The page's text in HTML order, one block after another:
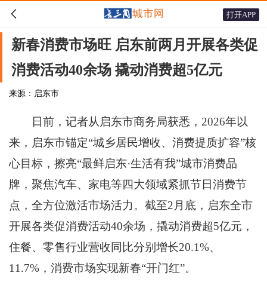
 打开APP
新春消费市场旺 启东前两月开展各类促
消费活动40余场 撬动消费超5亿元
来源：启东市
日前，记者从启东市商务局获悉，2026年以
来，启东市锚定“城乡居民增收、消费提质扩容”核
心目标，擦亮“最鲜启东·生活有我”城市消费品
牌，聚焦汽车、家电等四大领域紧抓节日消费节
点，全方位激活市场活力。截至2月底，启东全市
开展各类促消费活动40余场，撬动消费超5亿元，
住餐、零售行业营收同比分别增长20.1%、
11.7%，消费市场实现新春“开门红”。